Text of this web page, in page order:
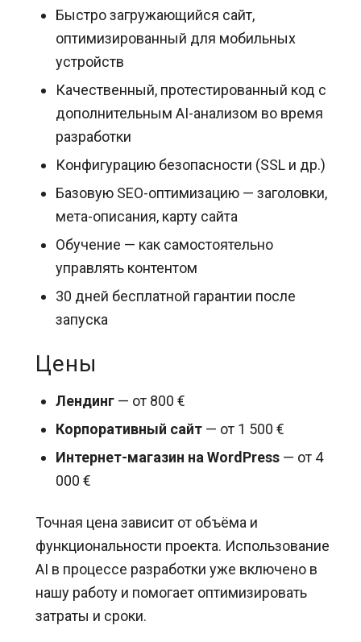
Быстро загружающийся сайт,
оптимизированный для мобильных
устройств
Качественный, протестированный код с
дополнительным AI-анализом во время
разработки
Конфигурацию безопасности (SSL и др.)
Базовую SEO-оптимизацию — заголовки,
мета-описания, карту сайта
Обучение — как самостоятельно
управлять контентом
30 дней бесплатной гарантии после
запуска
Цены
Лендинг— от 800 €
Корпоративный сайт— от 1 500 €
Интернет-магазин на WordPress— от 4
000 €
Точная цена зависит от объёма и
функциональности проекта. Использование
AI в процессе разработки уже включено в
нашу работу и помогает оптимизировать
затраты и сроки.